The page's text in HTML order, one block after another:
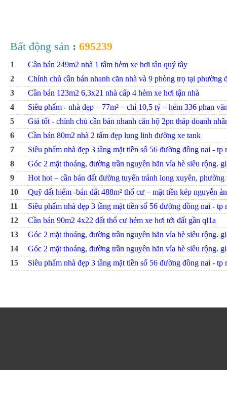
Bất động sản : 695239
1
Cần bán 249m2 nhà 1 tấm hẻm xe hơi tân quý tây
2
Chính chủ cần bán nhanh căn nhà và 9 phòng trọ tại phường
3
Cần bán 123m2 6,3x21 nhà cấp 4 hẻm xe hơi tận nhà
4
Siêu phẩm - nhà đẹp – 77m² – chỉ 10,5 tỷ – hẻm 336 phan
5
Giá tốt - chính chủ cần bán nhanh căn hộ 2pn tháp doanh
6
Cần bán 80m2 nhà 2 tấm đẹp lung linh đường xe tank
7
Siêu phẩm nhà đẹp 3 tầng mặt tiền số 56 đường đồng nai - tp
8
Góc 2 mặt thoáng, đường trần nguyên hãn vỉa hè siêu rộng.
9
Hot hot – cần bán đất đường tuyến tránh long xuyên, phường
10
Quỹ đất hiếm -bán đất 488m² thổ cư – mặt tiền kép nguyễn
11
Siêu phẩm nhà đẹp 3 tầng mặt tiền số 56 đường đồng nai - tp
12
Cần bán 90m2 4x22 đất thổ cư hẻm xe hơi tới đất gần ql1a
13
Góc 2 mặt thoáng, đường trần nguyên hãn vỉa hè siêu rộng.
14
Góc 2 mặt thoáng, đường trần nguyên hãn vỉa hè siêu rộng.
15
Siêu phẩm nhà đẹp 3 tầng mặt tiền số 56 đường đồng nai - tp